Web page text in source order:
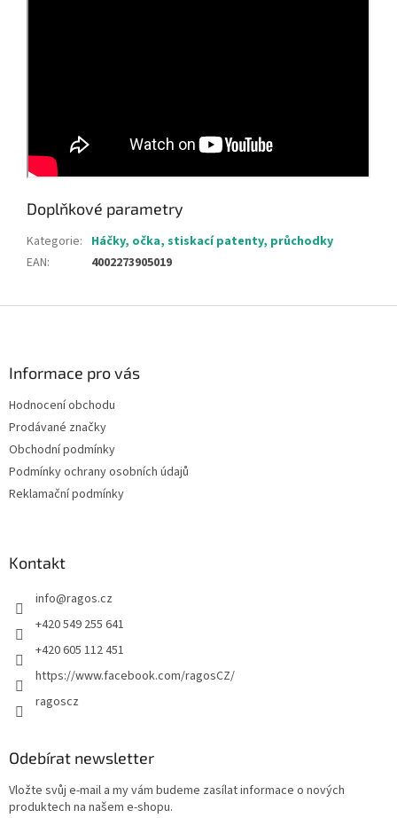
Doplňkové parametry
Kategorie: Háčky, očka, stiskací patenty, průchodky
EAN: 4002273905019
Informace pro vás
Hodnocení obchodu
Prodávané značky
Obchodní podmínky
Podmínky ochrany osobních údajů
Reklamační podmínky
Kontakt
info@ragos.cz
+420 549 255 641
+420 605 112 451
https://www.facebook.com/ragosCZ/
ragoscz
Odebírat newsletter
Vložte svůj e-mail a my vám budeme zasílat informace o nových
produktech na našem e-shopu.